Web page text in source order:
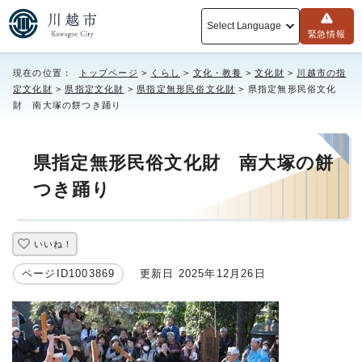
Select Language
緊急情報
現在の位置： トップページ > くらし > 文化・教養 >文化財 > 川越市の指
定文化財 > 県指定文化財 > 県指定無形民俗文化財 > 県指定無形民俗文化
財 南大塚の餅つき踊り
県指定無形民俗文化財 南大塚の餅
つき踊り
いいね！
ページID1003869 更新日 2025年12月26日